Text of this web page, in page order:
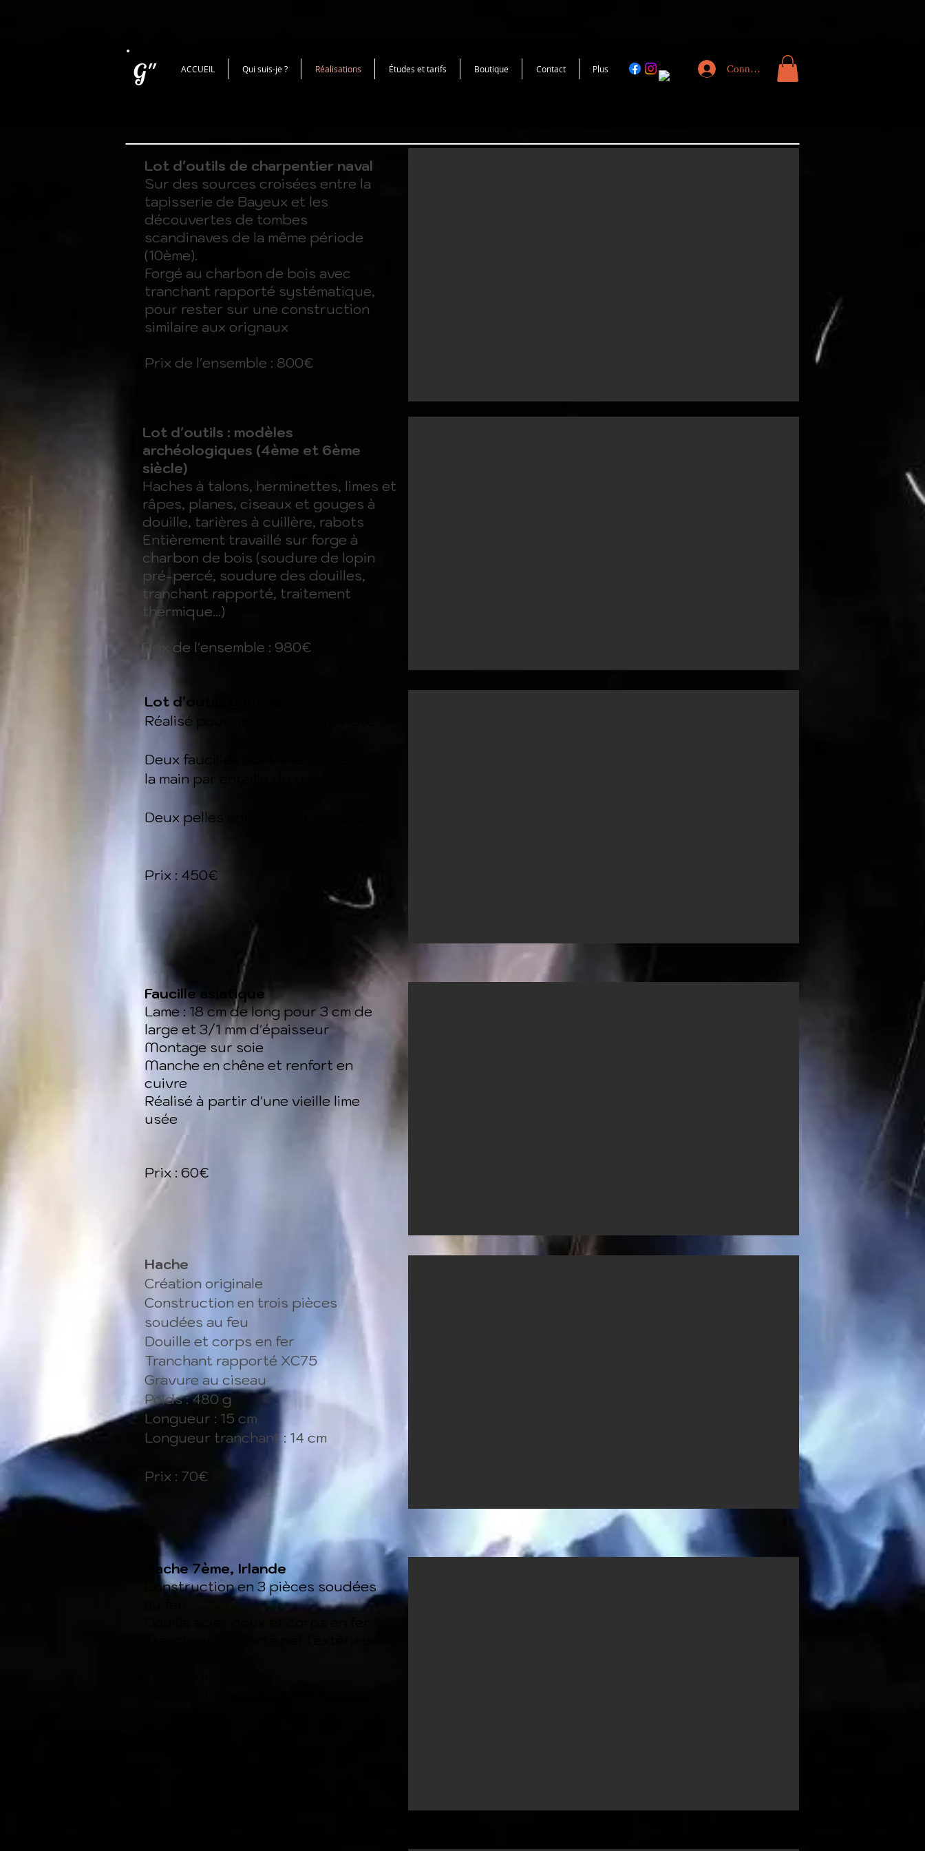
G'' ACCUEIL Qui suis-je ? Réalisations Études et tarifs Boutique Contact Plus Connexion
Lot d'outils de charpentier naval
Sur des sources croisées entre la
tapisserie de Bayeux et les
découvertes de tombes
scandinaves de la même période
(10ème).
Forgé au charbon de bois avec
tranchant rapporté systématique,
pour rester sur une construction
similaire aux orignaux
Prix de l'ensemble : 800€
Lot d'outils : modèles
archéologiques (4ème et 6ème
siècle)
Haches à talons, herminettes, limes et
râpes, planes, ciseaux et gouges à
douille, tarières à cuillère, rabots
Entièrement travaillé sur forge à
charbon de bois (soudure de lopin
pré-percé, soudure des douilles,
tranchant rapporté, traitement
thermique...)
Prix de l'ensemble : 980€
Lot d'outils gaulois
Réalisé p
Deux faucilles dont une dentelée à
la main par entaille du tranchant
Deux pelles entièrement forgées
Prix : 450€
Faucille asiatique
Lame : 18 cm de long pour 3 cm de
large et 3/1 mm d'épaisseur
Montage sur soie
Manche en chêne et renfort en
cuivre
Réalisé à partir d'une vieille lime
usée
Prix : 60€
Hache
Création originale
Construction en trois pièces
soudées au feu
Douille et corps en fer
Tranchant rapporté XC75
Gravure au ciseau
Poids : 480 g
Longueur : 15 cm
Longueur tranchant : 14 cm
Prix : 70€
Hache 7ème, Irlande
Construction en 3 pièces soudées